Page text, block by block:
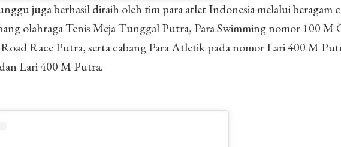
juga berhasil diraih oleh tim para atlet Indonesia melalui beragam
olahraga Tenis Meja Tunggal Putra, Para Swimming nomor 100 M
Race Putra, serta cabang Para Atletik pada nomor Lari 400 M
Lari 400 M Putra.